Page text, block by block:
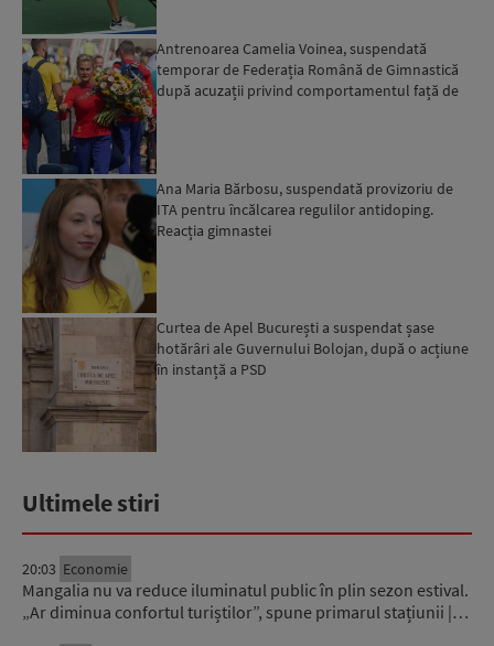
Antrenoarea Camelia Voinea, suspendată
temporar de Federația Română de Gimnastică
după acuzații privind comportamentul față de
Ana Maria Bărbosu, suspendată provizoriu de
ITA pentru încălcarea regulilor antidoping.
Reacția gimnastei
Curtea de Apel București a suspendat șase
hotărâri ale Guvernului Bolojan, după o acțiune
în instanță a PSD
Ultimele stiri
20:03 Economie
Mangalia nu va reduce iluminatul public în plin sezon estival.
„Ar diminua confortul turiștilor”, spune primarul stațiunii |…